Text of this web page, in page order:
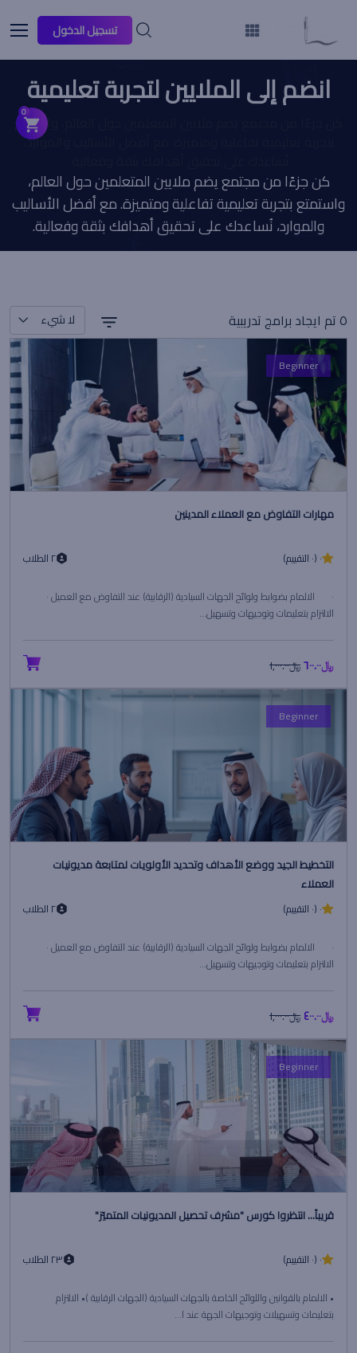
تسجيل الدخول
0
انضم إلى الملايين لتجربة تعليمية
كن جزءًا من مجتمع يضم ملايين المتعلمين حول العالم، واستمتع
بتجربة تعليمية تفاعلية ومتميزة. مع أفضل الأساليب والموارد،
كن جزءًا من مجتمع يضم ملايين المتعلمين حول العالم،
واستمتع بتجربة تعليمية تفاعلية ومتميزة. مع أفضل الأساليب
والموارد، نُساعدك على تحقيق أهدافك بثقة وفعالية.
٥ تم ايجاد برامج تدريبية لا شيء
Beginner
مهارات التفاوض مع العملاء المدينين
٠ (٠ التقييم) ٢ الطلاب
· الالمام بضوابط ولوائح الجهات السيادية (الرقابية) عند التفاوض مع العميل ·
الالتزام بتعليمات وتوجيهات وتسهيل...
﷼٦٠٠.٠٠ ﷼١,٠٠٠.٠٠
Beginner
التخطيط الجيد ووضع الأهداف وتحديد الأولويات لمتابعة مديونيات
العملاء
٠ (٠ التقييم) ٢ الطلاب
· الالمام بضوابط ولوائح الجهات السيادية (الرقابية) عند التفاوض مع العميل ·
الالتزام بتعليمات وتوجيهات وتسهيل...
﷼٤٠٠.٠٠ ﷼١,٠٠٠.٠٠
Beginner
قريباً... انتظروا كورس "مشرف تحصيل المديونيات المتميّز"
٠ (٠ التقييم) ٢٣ الطلاب
• الالمام بالقوانين واللوائح الخاصة بالجهات السيادية (الجهات الرقابية )• الالتزام
بتعليمات وتسهيلات وتوجيهات الجهة عند ا...